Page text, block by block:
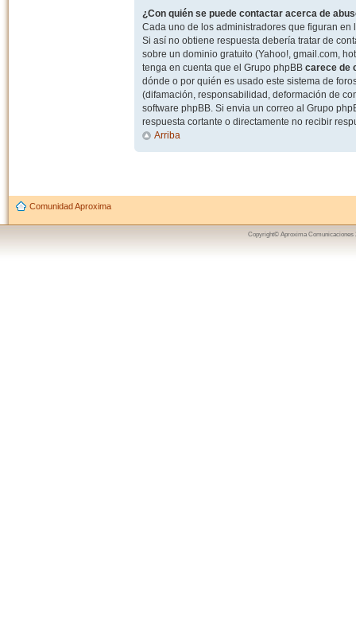
¿Con quién se puede contactar acerca de
Cada uno de los administradores que figuran
Si así no obtiene respuesta debería tratar de
sobre un dominio gratuito (Yahoo!, gmail.com,
tenga en cuenta que el Grupo phpBB carece de
dónde o por quién es usado este sistema de
(difamación, responsabilidad, deformación de
software phpBB. Si envia un correo al Grupo
respuesta cortante o directamente no recibir
Arriba
Comunidad Aproxima
Copyright© Aproxima Comunicaciones